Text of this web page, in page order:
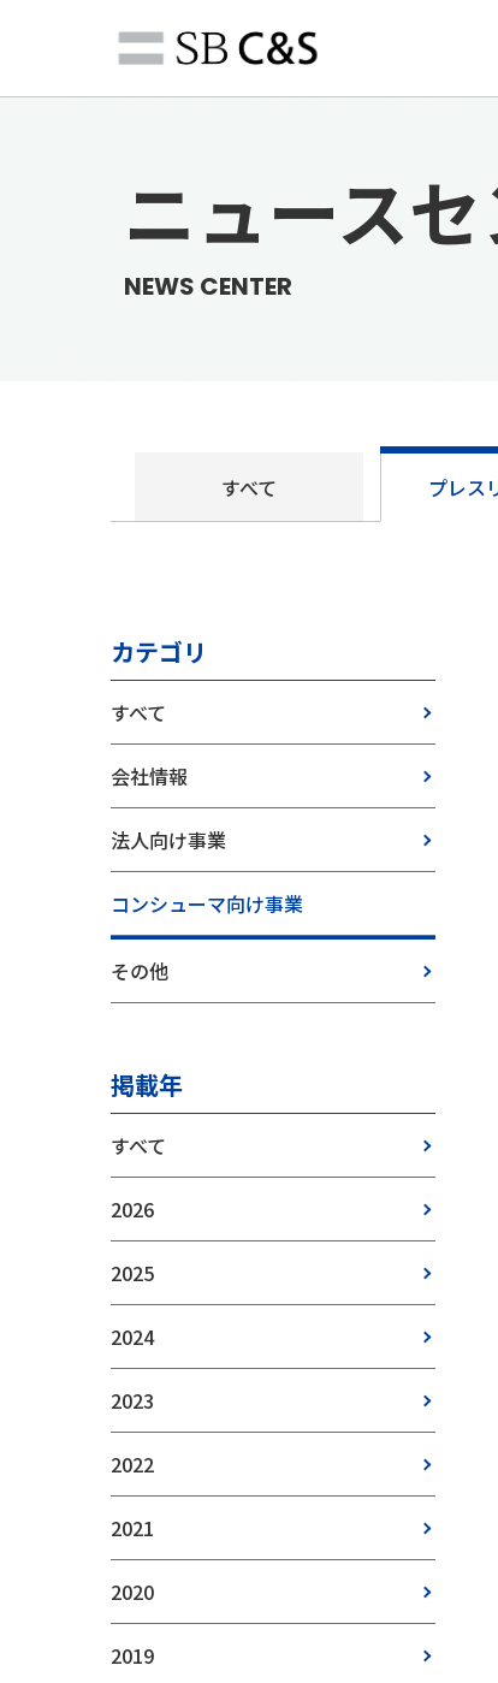
ニュース
NEWS CENTER
すべて プレス
カテゴリ
すべて
会社情報
法人向け事業
コンシューマ向け事業
その他
掲載年
すべて
2026
2025
2024
2023
2022
2021
2020
2019